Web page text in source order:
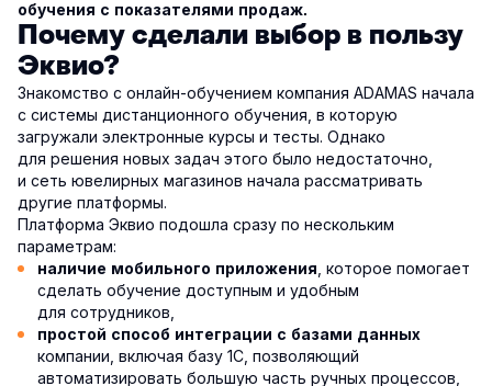
обучения с показателями продаж.
Почему сделали выбор в пользу
Эквио?
Знакомство с онлайн-обучением компания ADAMAS начала
с системы дистанционного обучения, в которую
загружали электронные курсы и тесты. Однако
для решения новых задач этого было недостаточно,
и сеть ювелирных магазинов начала рассматривать
другие платформы.
Платформа Эквио подошла сразу по нескольким
параметрам:
наличие мобильного приложения , которое помогает
сделать обучение доступным и удобным
для сотрудников,
простой способ интеграции с базами данных
компании, включая базу 1С, позволяющий
автоматизировать большую часть ручных процессов,